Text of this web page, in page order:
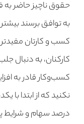
حقوق ناچیز حاضر به
به توافق برسند
کسب و کارتان
کارکنان، به دنبال
کسب‌وکار قادر به
نکنید که از ابتدا با
درصد سهام و شرایط